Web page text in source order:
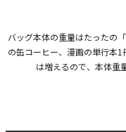
バッグ本体の重量はたったの
の缶コーヒー、漫画の単行本
は増えるので、本体重